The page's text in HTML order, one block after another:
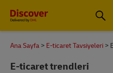
Discover Türkiye
Ana Sayfa E-ticaret Tavsiyeleri
E-ticaret trendleri